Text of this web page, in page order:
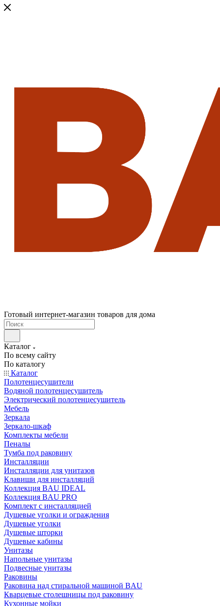
Готовый интернет-магазин товаров для дома
Каталог
По всему сайту
По каталогу
Каталог
Полотенцесушители
Водяной полотенцесушитель
Электрический полотенцесушитель
Мебель
Зеркала
Зеркало-шкаф
Комплекты мебели
Пеналы
Тумба под раковину
Инсталляции
Инсталляции для унитазов
Клавиши для инсталляций
Коллекция BAU IDEAL
Коллекция BAU PRO
Комплект с инсталляцией
Душевые уголки и ограждения
Душевые уголки
Душевые шторки
Душевые кабины
Унитазы
Напольные унитазы
Подвесные унитазы
Раковины
Раковина над стиральной машиной BAU
Кварцевые столешницы под раковину
Кухонные мойки